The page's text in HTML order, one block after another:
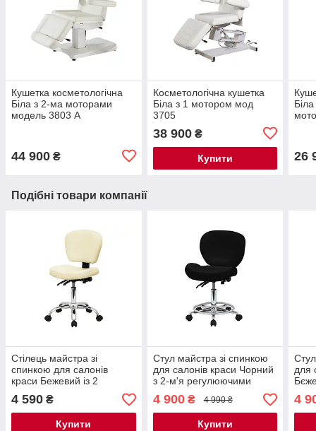
Кушетка косметологічна
Біла з 2-ма моторами
модель 3803 А
44 900 ₴
Косметологічна кушетка
Біла з 1 мотором мод
3705
38 900₴
Купити 26
Подібні товари компанії
Стілець майстра зі
спинкою для салонів
краси Бежевий із 2
регульованими
механізмами мод. 855-2 {
H 39-53см }
4 590 ₴
Купити
Стул майстра зі спинкою
для салонів краси Чорний
з 2-м'я регулюючими
механізмами мод. 881-2 {
H 36-50см }
4 900₴ 4 990 ₴
Купити
для
H
4